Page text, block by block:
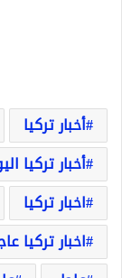
أخبار تركيا
أخبار تركيا
اخبار تركيا
اخبار تركيا